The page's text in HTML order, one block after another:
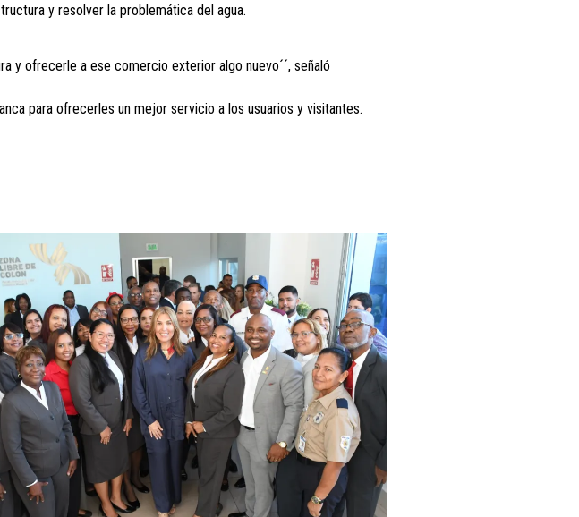
y resolver la problemática del agua.
y ofrecerle a ese comercio exterior algo nuevo´´, señaló
para ofrecerles un mejor servicio a los usuarios y visitantes.